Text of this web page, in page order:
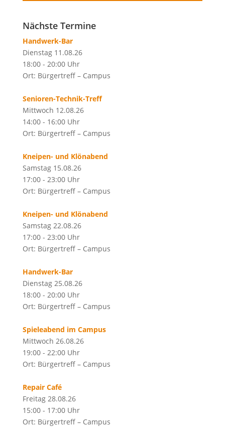
Nächste Termine
Handwerk-Bar
Dienstag 11.08.26
18:00 - 20:00 Uhr
Ort: Bürgertreff – Campus
Senioren-Technik-Treff
Mittwoch 12.08.26
14:00 - 16:00 Uhr
Ort: Bürgertreff – Campus
Kneipen- und Klönabend
Samstag 15.08.26
17:00 - 23:00 Uhr
Ort: Bürgertreff – Campus
Kneipen- und Klönabend
Samstag 22.08.26
17:00 - 23:00 Uhr
Ort: Bürgertreff – Campus
Handwerk-Bar
Dienstag 25.08.26
18:00 - 20:00 Uhr
Ort: Bürgertreff – Campus
Spieleabend im Campus
Mittwoch 26.08.26
19:00 - 22:00 Uhr
Ort: Bürgertreff – Campus
Repair Café
Freitag 28.08.26
15:00 - 17:00 Uhr
Ort: Bürgertreff – Campus